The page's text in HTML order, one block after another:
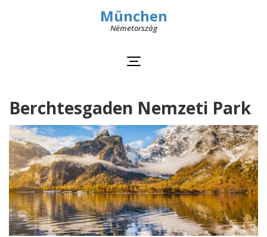
München
Németország
Berchtesgaden Nemzeti Park